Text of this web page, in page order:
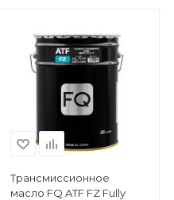
Трансмиссионное
масло FQ ATF FZ Fully